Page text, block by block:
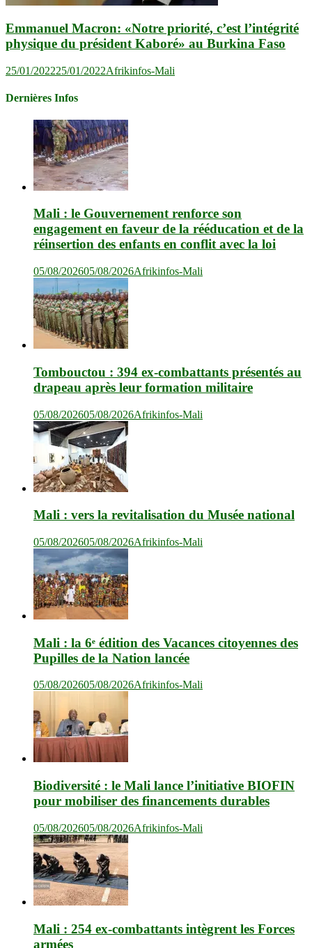
Emmanuel Macron: «Notre priorité, c’est l’intégrité
physique du président Kaboré» au Burkina Faso
25/01/202225/01/2022Afrikinfos-Mali
Dernières Infos
Mali : le Gouvernement renforce son
engagement en faveur de la rééducation et de la
réinsertion des enfants en conflit avec la loi
05/08/202605/08/2026Afrikinfos-Mali
Tombouctou : 394 ex-combattants présentés au
drapeau après leur formation militaire
05/08/202605/08/2026Afrikinfos-Mali
Mali : vers la revitalisation du Musée national
05/08/202605/08/2026Afrikinfos-Mali
Mali : la 6ᵉ édition des Vacances citoyennes des
Pupilles de la Nation lancée
05/08/202605/08/2026Afrikinfos-Mali
Biodiversité : le Mali lance l’initiative BIOFIN
pour mobiliser des financements durables
05/08/202605/08/2026Afrikinfos-Mali
Mali : 254 ex-combattants intègrent les Forces
armées